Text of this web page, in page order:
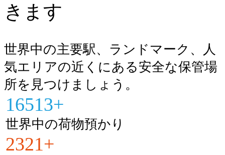
きます
世界中の主要駅、ランドマーク、人
気エリアの近くにある安全な保管場
所を見つけましょう。
16513+
世界中の荷物預かり
2321+